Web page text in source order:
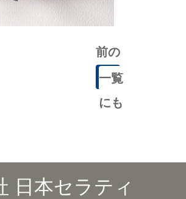
前の
記事
一覧
にも
日本セラティ